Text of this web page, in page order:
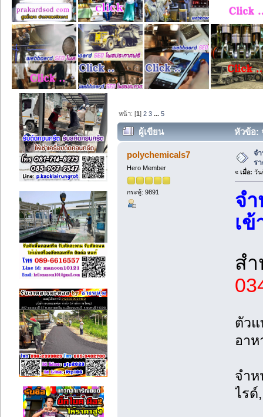
หน้า: [1]2 3 ...5
ผู้เขียน หัวข้อ:
polychemicals7
Hero Member
กระทู้: 9891
จ
ร
« เมื่อ: วัน
จ
เข้
ส
ตัวแ
อา
จำห
ไรด์,